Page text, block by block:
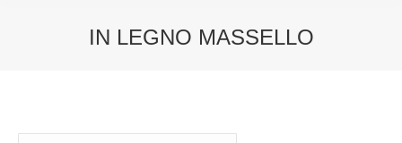
IN LEGNO MASSELLO